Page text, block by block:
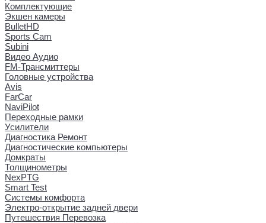
Комплектующие
Экшен камеры
BulletHD
Sports Cam
Subini
Видео Аудио
FM-Трансмиттеры
Головные устройства
Avis
FarCar
NaviPilot
Переходные рамки
Усилители
Диагностика Ремонт
Диагностические компьютеры
Домкраты
Толщинометры
NexPTG
Smart Test
Системы комфорта
Электро-открытие задней двери
Путешествия Перевозка